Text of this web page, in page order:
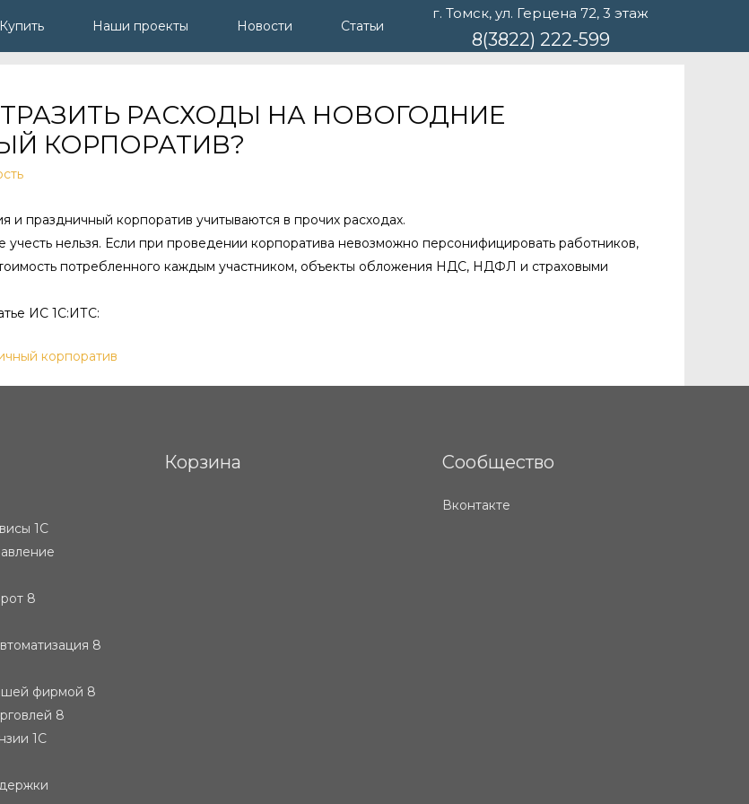
Купить Наши проекты Новости Статьи
г. Томск, ул. Герцена 72, 3 этаж
8(3822) 222-599
ОТРАЗИТЬ РАСХОДЫ НА НОВОГОДНИЕ
КОРПОРАТИВ?
праздничный корпоратив учитываются в прочих расходах.
нельзя. Если при проведении корпоратива невозможно персонифицировать работников,
потребленного каждым участником, объекты обложения НДС, НДФЛ и страховыми
ИС 1С:ИТС:
корпоратив
1С
8
8
фирмой 8
8
1С
Корзина Сообщество
Вконтакте